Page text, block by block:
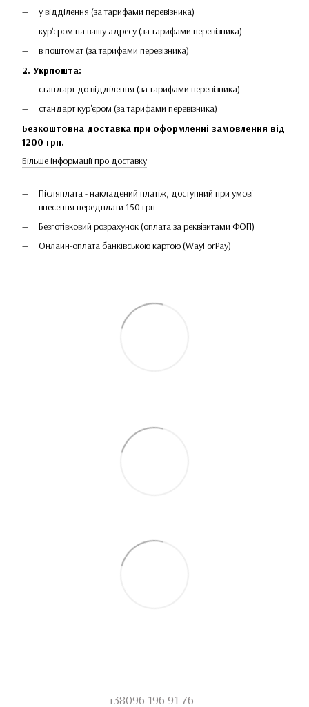
у відділення (за тарифами перевізника)
кур'єром на вашу адресу (за тарифами перевізника)
в поштомат (за тарифами перевізника)
2. Укрпошта:
стандарт до відділення (за тарифами перевізника)
стандарт кур'єром (за тарифами перевізника)
Безкоштовна доставка при оформленні замовлення від
1200 грн.
Більше інформації про доставку
Післяплата - накладений платіж, доступний при умові
внесення передплати 150 грн
Безготівковий розрахунок (оплата за реквізитами ФОП)
Онлайн-оплата банківською картою (WayForPay)
+38096 196 91 76